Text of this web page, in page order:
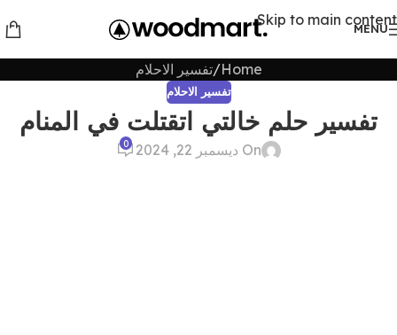
Skip to main content
MENU
Home تفسير الاحلام
تفسير الاحلام
تفسير حلم خالتي اتقتلت في المنام
On ديسمبر 22, 2024 0